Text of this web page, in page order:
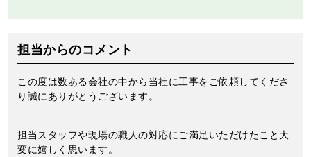
担当からのコメント
この度は数ある会社の中から当社に工事をご依頼してくださ
り誠にありがとうございます。
担当スタッフや現場の職人の対応にご満足いただけたこと大
変に嬉しく思います。